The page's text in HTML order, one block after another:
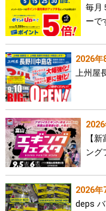
毎月
ーで
2026年
上州屋
【
ング
2026年
deps